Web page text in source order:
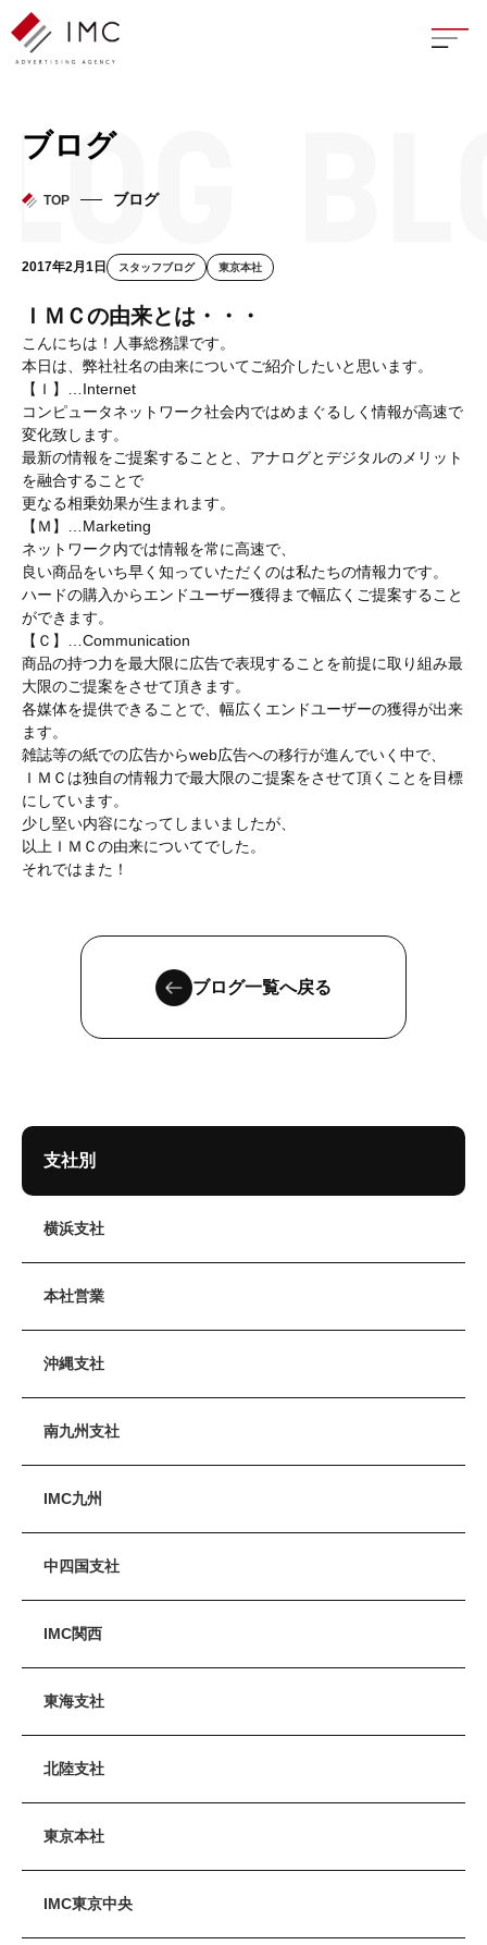
座談
フェ
ブログ
TOP ブログ
2017年2月1日 スタッフブログ 東京本社
ＩＭＣの由来とは・・・
こんにちは！人事総務課です。
本日は、弊社社名の由来についてご紹介したいと思います。
【Ｉ】…Internet
コンピュータネットワーク社会内ではめまぐるしく情報が高速で
変化致します。
最新の情報をご提案することと、アナログとデジタルのメリット
を融合することで
更なる相乗効果が生まれます。
【Ｍ】…Marketing
ネットワーク内では情報を常に高速で、
良い商品をいち早く知っていただくのは私たちの情報力です。
ハードの購入からエンドユーザー獲得まで幅広くご提案すること
ができます。
【Ｃ】…Communication
商品の持つ力を最大限に広告で表現することを前提に取り組み最
大限のご提案をさせて頂きます。
各媒体を提供できることで、幅広くエンドユーザーの獲得が出来
ます。
雑誌等の紙での広告からweb広告への移行が進んでいく中で、
ＩＭＣは独自の情報力で最大限のご提案をさせて頂くことを目標
にしています。
少し堅い内容になってしまいましたが、
以上ＩＭＣの由来についてでした。
それではまた！
ブログ一覧へ戻る
支社別
横浜支社
本社営業
沖縄支社
南九州支社
IMC九州
中四国支社
IMC関西
東海支社
北陸支社
東京本社
IMC東京中央